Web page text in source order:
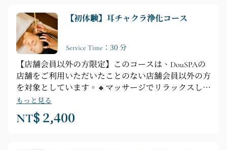
【初体験】耳チャクラ浄化コース
Service Time：30 分
【店舗会員以外の方限定】このコースは、DouSPAの
店舗をご利用いただいたことのない店舗会員以外の方
を対象としています。🔸マッサージでリラックスして
眠気や疲労を解消しましょう🔸【コース内容】プロに
よるカウンセリング ► シャワー ► デトックス ► ハ
ンドマッサージ ► 耳キャンドル浄化
もっと見る
NT$ 2,400